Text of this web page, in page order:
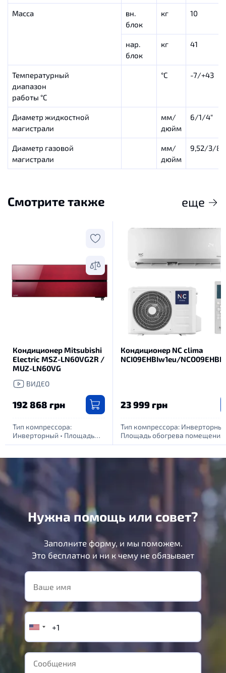
Масса
вн.
блок
кг 10
нар.
блок
кг 41
Температурный
диапазон
работы °С
°С -7/+43
Диаметр жидкостной
магистрали
мм/
дюйм
6/1/4″
Диаметр газовой
магистрали
мм/
дюйм
9,52/3/8″
Смотрите также еще
Кондиционер Mitsubishi
Electric MSZ-LN60VG2R /
MUZ-LN60VG
ВИДЕО
192 868 грн
Тип компрессора:
Инверторный • Площадь
обогрева помещения, м.
Кондиционер NC clima
NCI09EHBIw1eu/
23 999 грн
Тип компрессора:
Площадь обогрева
кв: 25•Питание: 1 фаза - 220Вт
Нужна помощь или совет?
Заполните форму, и мы поможем.
Это бесплатно и ни к чему не обязывает